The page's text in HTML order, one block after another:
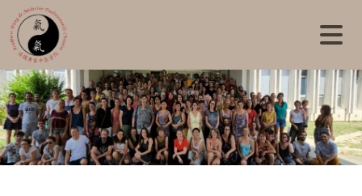
Skip to main content